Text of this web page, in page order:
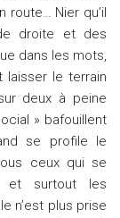
route… Nier qu’il
droite et des
dans les mots,
laisser le terrain
deux à peine
» bafouillent
se profile le
ceux qui se
et surtout les
n’est plus prise